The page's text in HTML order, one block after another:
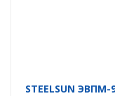
STEELSUN